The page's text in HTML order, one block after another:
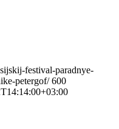
festival-paradnye-
petergof/ 600